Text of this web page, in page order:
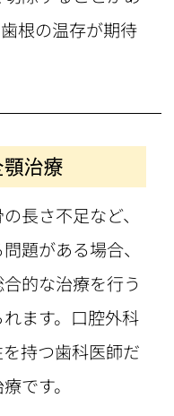
根の温存が期待
治療
長さ不足など、
題がある場合、
的な治療を行う
ます。口腔外科
持つ歯科医師だ
です。